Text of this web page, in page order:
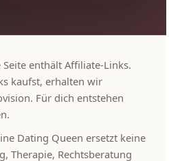
Seite enthält Affiliate-Links.
kaufst, erhalten wir
Für dich entstehen
Dating Queen ersetzt keine
Therapie, Rechtsberatung